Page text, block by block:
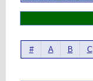
# A B C